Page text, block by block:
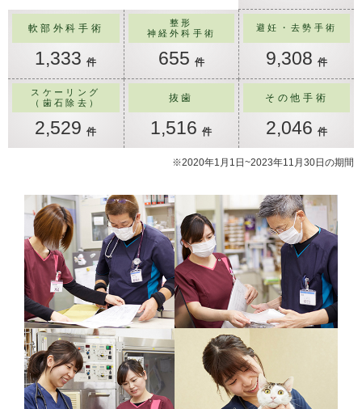
軟部外科手術
1,333 件
整形
神経外科手術
655 件
避妊・去勢手術
9,308 件
スケーリング
（歯石除去）
2,529 件
抜歯
1,516 件
その他手術
2,046 件
※2020年1月1日~2023年11月30日の期間